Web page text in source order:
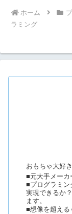
ホーム
ラミング
おもちゃ大好
■元大手メーカ
■プログラミン
実現できるか
ます。
■想像を超える